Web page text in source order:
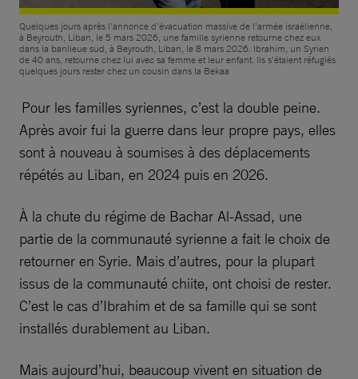
Quelques jours après l’annonce d’évacuation massive de l’armée israélienne,
à Beyrouth, Liban, le 5 mars 2026, une famille syrienne retourne chez eux
dans la banlieue sud, à Beyrouth, Liban, le 8 mars 2026. Ibrahim, un Syrien
de 40 ans, retourne chez lui avec sa femme et leur enfant. Ils s’étaient réfugiés
quelques jours rester chez un cousin dans la Bekaa
Pour les familles syriennes, c’est la double peine.
Après avoir fui la guerre dans leur propre pays, elles
sont à nouveau à soumises à des déplacements
répétés au Liban, en 2024 puis en 2026.
À la chute du régime de Bachar Al-Assad, une
partie de la communauté syrienne a fait le choix de
retourner en Syrie. Mais d’autres, pour la plupart
issus de la communauté chiite, ont choisi de rester.
C’est le cas d’Ibrahim et de sa famille qui se sont
installés durablement au Liban.
Mais aujourd’hui, beaucoup vivent en situation de